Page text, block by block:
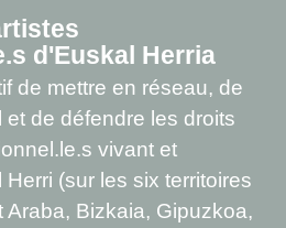
d'Euskal Herria
de mettre en réseau, de
de défendre les droits
vivant et
(sur les six territoires
Bizkaia, Gipuzkoa,